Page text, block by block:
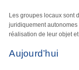
Les groupes locaux sont
juridiquement
réalisation de leur objet
Aujourd’hui